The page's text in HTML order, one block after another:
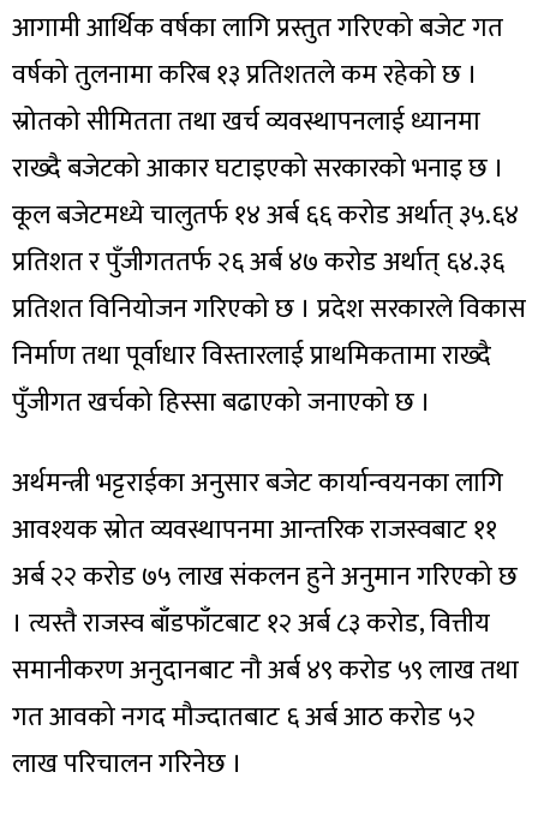
आगामी आर्थिक वर्षका लागि प्रस्तुत गरिएको बजेट गत
वर्षको तुलनामा करिब १३ प्रतिशतले कम रहेको छ ।
स्रोतको सीमितता तथा खर्च व्यवस्थापनलाई ध्यानमा
राख्दै बजेटको आकार घटाइएको सरकारको भनाइ छ ।
कूल बजेटमध्ये चालुतर्फ १४ अर्ब ६६ करोड अर्थात् ३५.६४
प्रतिशत र पुँजीगततर्फ २६ अर्ब ४७ करोड अर्थात् ६४.३६
प्रतिशत विनियोजन गरिएको छ । प्रदेश सरकारले विकास
निर्माण तथा पूर्वाधार विस्तारलाई प्राथमिकतामा राख्दै
पुँजीगत खर्चको हिस्सा बढाएको जनाएको छ ।
अर्थमन्त्री भट्टराईका अनुसार बजेट कार्यान्वयनका लागि
आवश्यक स्रोत व्यवस्थापनमा आन्तरिक राजस्वबाट ११
अर्ब २२ करोड ७५ लाख संकलन हुने अनुमान गरिएको छ
। त्यस्तै राजस्व बाँडफाँटबाट १२ अर्ब ८३ करोड, वित्तीय
समानीकरण अनुदानबाट नौ अर्ब ४९ करोड ५९ लाख तथा
गत आवको नगद मौज्दातबाट ६ अर्ब आठ करोड ५२
लाख परिचालन गरिनेछ ।